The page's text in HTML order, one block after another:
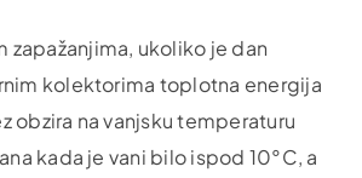
zapažanjima, ukoliko je dan
kolektorima toplotna energija
obzira na vanjsku temperaturu
kada je vani bilo ispod 10°C, a